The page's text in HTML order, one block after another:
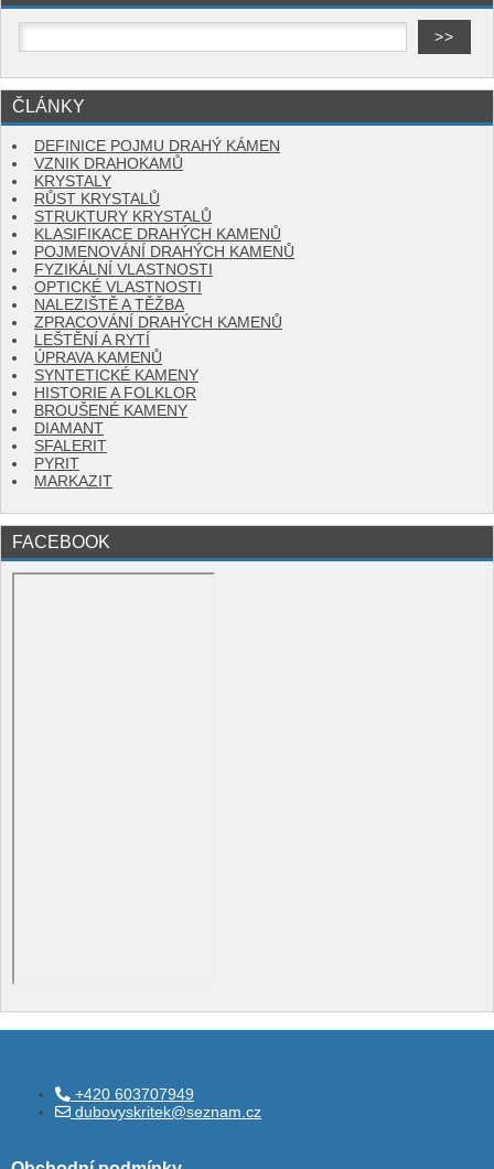
ČLÁNKY
DEFINICE POJMU DRAHÝ KÁMEN
VZNIK DRAHOKAMŮ
KRYSTALY
RŮST KRYSTALŮ
STRUKTURY KRYSTALŮ
KLASIFIKACE DRAHÝCH KAMENŮ
POJMENOVÁNÍ DRAHÝCH KAMENŮ
FYZIKÁLNÍ VLASTNOSTI
OPTICKÉ VLASTNOSTI
NALEZIŠTĚ A TĚŽBA
ZPRACOVÁNÍ DRAHÝCH KAMENŮ
LEŠTĚNÍ A RYTÍ
ÚPRAVA KAMENŮ
SYNTETICKÉ KAMENY
HISTORIE A FOLKLOR
BROUŠENÉ KAMENY
DIAMANT
SFALERIT
PYRIT
MARKAZIT
FACEBOOK
+420 603707949
dubovyskritek@seznam.cz